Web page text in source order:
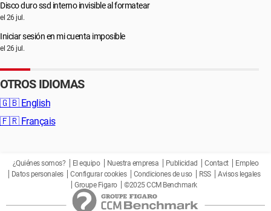
Disco duro ssd interno invisible al formatear
el 26 jul.
Iniciar sesión en mi cuenta imposible
el 26 jul.
OTROS IDIOMAS
🇬🇧 English
🇫🇷 Français
¿Quiénes somos? El equipo Nuestra empresa Publicidad Contact
Empleo
Datos personales
Configurar cookies Condiciones de uso RSS
Avisos legales
Groupe Figaro
©2025 CCM Benchmark